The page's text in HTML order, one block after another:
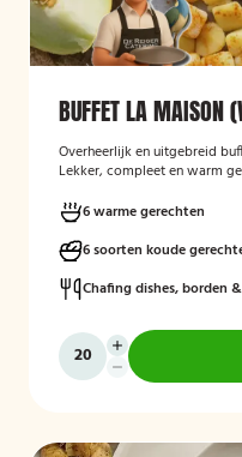
BUFFET LA MAISON
Overheerlijk en uitgebreid
Lekker, compleet en warm
6 warme gerechten
6 soorten koude
Chafing dishes, borden